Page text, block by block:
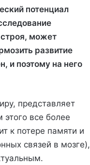
потенциал
может
развитие
и поэтому на него
представляет
все более
к потере памяти и
связей в мозге),